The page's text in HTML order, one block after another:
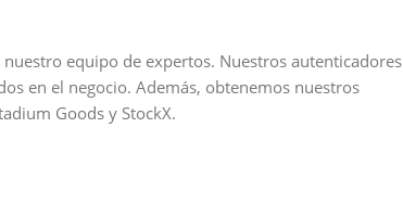
equipo de expertos. Nuestros autenticadores
en el negocio. Además, obtenemos nuestros
Goods y StockX.